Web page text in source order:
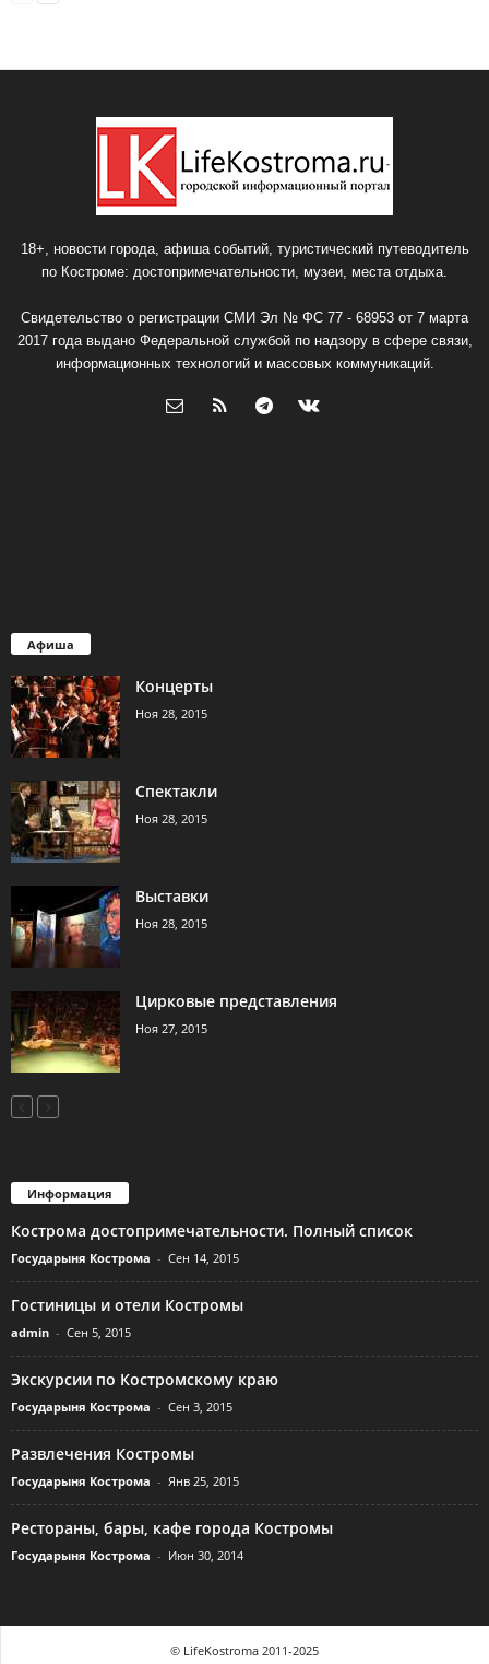
18+, новости города, афиша событий, туристический путеводитель
по Костроме: достопримечательности, музеи, места отдыха.
Свидетельство о регистрации СМИ Эл № ФС 77 - 68953 от 7 марта
2017 года выдано Федеральной службой по надзору в сфере связи,
информационных технологий и массовых коммуникаций.
Афиша
Концерты
Ноя 28, 2015
Спектакли
Ноя 28, 2015
Выставки
Ноя 28, 2015
Цирковые представления
Ноя 27, 2015
Информация
Кострома достопримечательности. Полный список
Государыня Кострома - Сен 14, 2015
Гостиницы и отели Костромы
admin - Сен 5, 2015
Экскурсии по Костромскому краю
Государыня Кострома - Сен 3, 2015
Развлечения Костромы
Государыня Кострома - Янв 25, 2015
Рестораны, бары, кафе города Костромы
Государыня Кострома - Июн 30, 2014
© LifeKostroma 2011-2025